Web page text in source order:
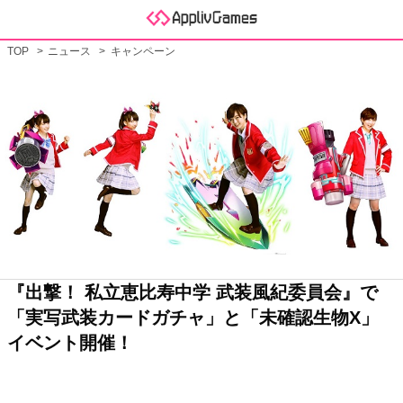
TOP ニュース キャンペーン
『出撃！ 私立恵比寿中学 武装風紀委員会』で
「実写武装カードガチャ」と「未確認生物X」
イベント開催！